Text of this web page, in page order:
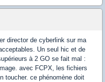
director de cyberlink sur ma
Un seul hic et de
à 2 GO se fait mal :
avec FCPX, les fichiers
toucher. ce phénomène doit